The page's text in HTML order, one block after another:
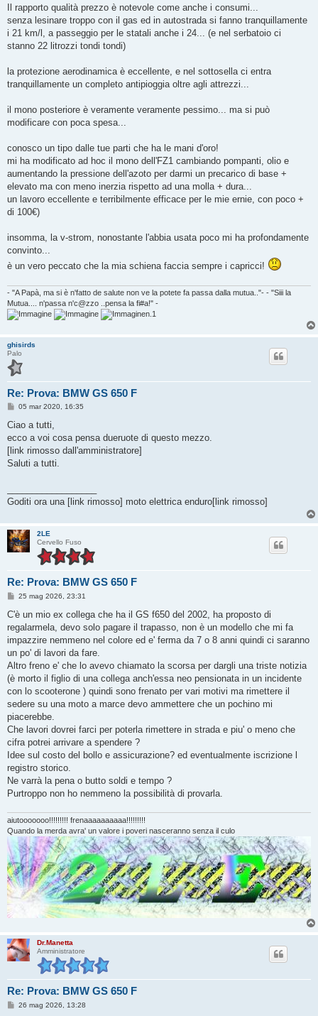
Il rapporto qualità prezzo è notevole come anche i consumi...
senza lesinare troppo con il gas ed in autostrada si fanno tranquillamente
i 21 km/l, a passeggio per le statali anche i 24... (e nel serbatoio ci
stanno 22 litrozzi tondi tondi)
la protezione aerodinamica è eccellente, e nel sottosella ci entra
tranquillamente un completo antipioggia oltre agli attrezzi...
il mono posteriore è veramente veramente pessimo... ma si può
modificare con poca spesa...
conosco un tipo dalle tue parti che ha le mani d'oro!
mi ha modificato ad hoc il mono dell'FZ1 cambiando pompanti, olio e
aumentando la pressione dell'azoto per darmi un precarico di base +
elevato ma con meno inerzia rispetto ad una molla + dura...
un lavoro eccellente e terribilmente efficace per le mie ernie, con poco +
di 100€)
insomma, la v-strom, nonostante l'abbia usata poco mi ha profondamente
convinto...
è un vero peccato che la mia schiena faccia sempre i capricci!
- "A Papà, ma si è n'fatto de salute non ve la potete fa passa dalla mutua.."- - "Siii la
Mutua.... n'passa n'c@zzo ..pensa la fi#a!" -
n.1
ghisirds
Palo
Re: Prova: BMW GS 650 F
M
s
a
g
i
05 mar 2020, 16:35
Ciao a tutti,
ecco a voi cosa pensa dueruote di questo mezzo.
[link rimosso dall'amministratore]
Saluti a tutti.
Goditi ora una [link rimosso] moto elettrica enduro[link rimosso]
2LE
Cervello Fuso
Re: Prova: BMW GS 650 F
M
s
a
g
g
i
o
25 mag 2026, 23:31
C'è un mio ex collega che ha il GS f650 del 2002, ha proposto di
regalarmela, devo solo pagare il trapasso, non è un modello che mi fa
impazzire nemmeno nel colore ed e' ferma da 7 o 8 anni quindi ci saranno
un po' di lavori da fare.
Altro freno e' che lo avevo chiamato la scorsa per dargli una triste notizia
(è morto il figlio di una collega anch'essa neo pensionata in un incidente
con lo scooterone ) quindi sono frenato per vari motivi ma rimettere il
sedere su una moto a marce devo ammettere che un pochino mi
piacerebbe.
Che lavori dovrei farci per poterla rimettere in strada e piu' o meno che
cifra potrei arrivare a spendere ?
Idee sul costo del bollo e assicurazione? ed eventualmente iscrizione l
registro storico.
Ne varrà la pena o butto soldi e tempo ?
Purtroppo non ho nemmeno la possibilità di provarla.
aiutooooooo!!!!!!!!! frenaaaaaaaaaa!!!!!!!!!
Quando la merda avra' un valore i poveri nasceranno senza il culo
Dr.Manetta
Amministratore
Re: Prova: BMW GS 650 F
M26 mag 2026, 13:28